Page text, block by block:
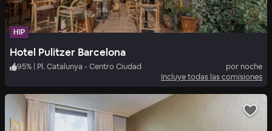
HIP
Hotel Pulitzer Barcelona
95% | Pl. Catalunya - Centro Ciudad
por noche
Incluye todas las comisiones